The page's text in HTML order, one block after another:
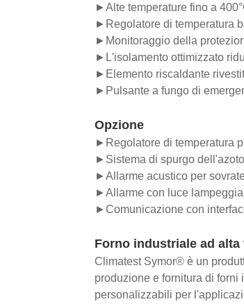
►Alte temperature fino a
►Regolatore di temperatura
►Monitoraggio della
►L'isolamento ottimizzato
►Elemento riscaldante
►Pulsante a fungo di
Opzione
►Regolatore di temperatura
►Sistema di spurgo dell'azoto
►Allarme acustico per
►Allarme con luce
►Comunicazione con
Forno industriale ad alta
Climatest Symor® è un
produzione e fornitura di
personalizzabili per